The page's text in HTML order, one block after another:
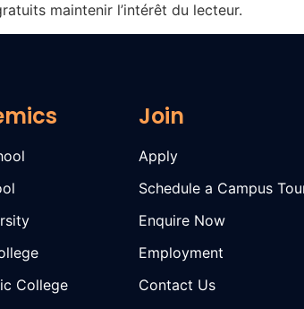
maintenir l’intérêt du lecteur.
College
Join
Apply
Schedule a Campus
Enquire Now
Employment
Contact Us